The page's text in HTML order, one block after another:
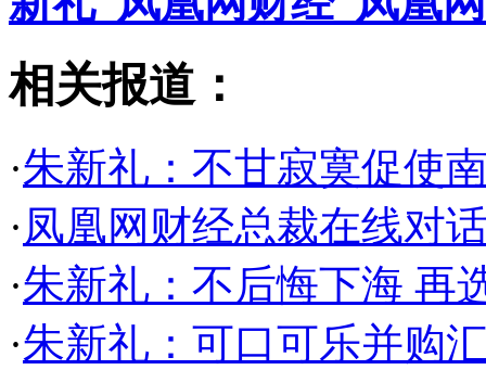
相关报道：
·朱新礼：不甘寂寞促使
· 凤凰网财经总裁在线对
·朱新礼：不后悔下海 再
·朱新礼：可口可乐并购